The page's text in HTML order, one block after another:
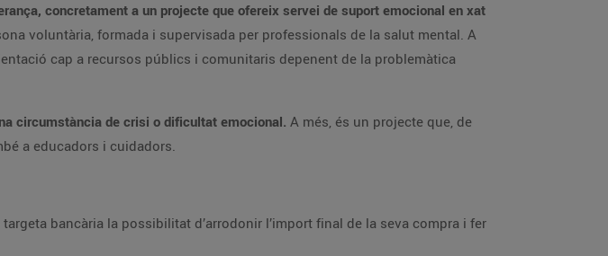
concretament a un projecte que ofereix servei de suport emocional en xat
voluntària, formada i supervisada per professionals de la salut mental. A
cap a recursos públics i comunitaris depenent de la problemàtica
circumstància de crisi o dificultat emocional. A més, és un projecte que, de
a educadors i cuidadors.
bancària la possibilitat d’arrodonir l’import final de la seva compra i fer